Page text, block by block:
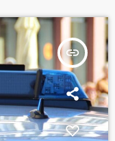
insert_link